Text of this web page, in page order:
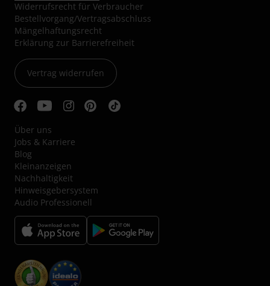
Widerrufsrecht für Verbraucher
Bestellvorgang/Vertragsabschluss
Mängelhaftungsrecht
Erklärung zur Barrierefreiheit
Vertrag widerrufen
Über uns
Jobs & Karriere
Blog
Kleinanzeigen
Nachhaltigkeit
Hinweisgebersystem
Audio Professionell